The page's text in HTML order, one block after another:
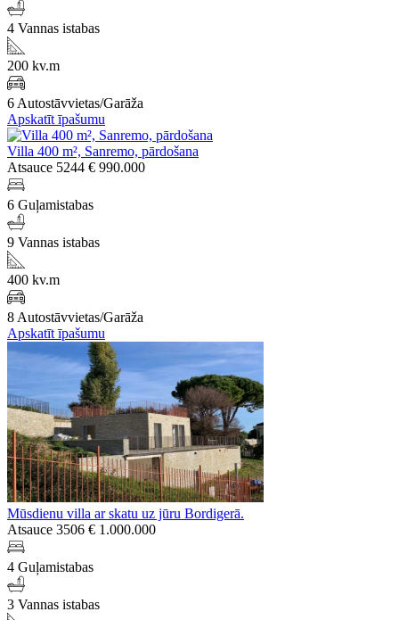
4 Vannas istabas
200 kv.m
6 Autostāvvietas/Garāža
Apskatīt īpašumu
Villa 400 m², Sanremo, pārdošana
Atsauce 5244 € 990.000
6 Guļamistabas
9 Vannas istabas
400 kv.m
8 Autostāvvietas/Garāža
Apskatīt īpašumu
Mūsdienu villa ar skatu uz jūru Bordigerā.
Atsauce 3506 € 1.000.000
4 Guļamistabas
3 Vannas istabas